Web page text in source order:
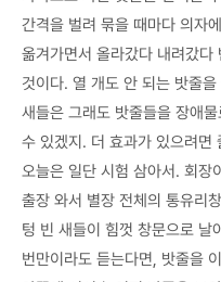
간격을 벌려 묶을 때마다 의자
옮겨가면서 올라갔다 내려갔
것이다. 열 개도 안 되는 밧줄
새들은 그래도 밧줄들을 장애
수 있겠지. 더 효과가 있으려면
오늘은 일단 시험 삼아서. 회장
출장 와서 별장 전체의 통유리
텅 빈 새들이 힘껏 창문으로 날
번만이라도 듣는다면, 밧줄을